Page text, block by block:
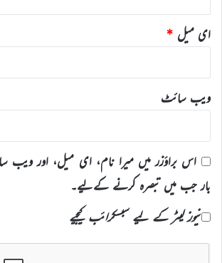
ای میل *
ویب‌ سائٹ
اس براؤزر میں میرا نام، ای میل، اور ویب
بار جب میں تبصرہ کرنے کےلیے۔
نیوز لیٹر کے لیے سبسکرائب کیجیے